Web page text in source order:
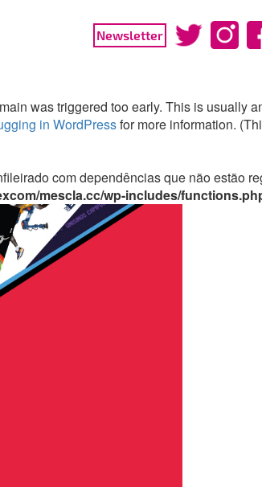
was triggered too early. This is usually
in WordPressfor more information.
com dependências que não estão
mescla.cc/wp-includes/
Newsletter